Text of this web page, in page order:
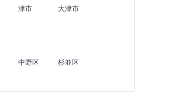
津市
大津市
中野区
杉並区